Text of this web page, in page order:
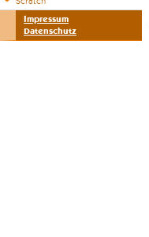
Impressum
Datenschutz